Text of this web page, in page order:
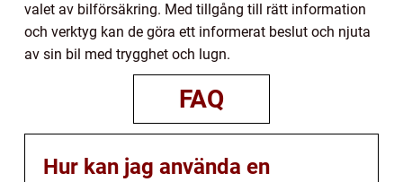
valet av bilförsäkring. Med tillgång till rätt information
och verktyg kan de göra ett informerat beslut och njuta
av sin bil med trygghet och lugn.
FAQ
Hur kan jag använda en